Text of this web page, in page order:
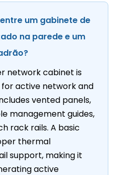
um gabinete de
na parede e um
network cabinet is
active network and
vented panels,
management guides,
rack rails. A basic
thermal
support, making it
active